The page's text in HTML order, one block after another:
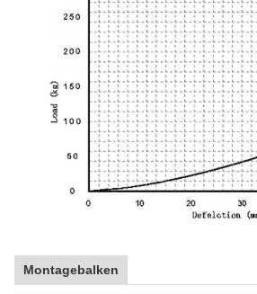
Montagebalken